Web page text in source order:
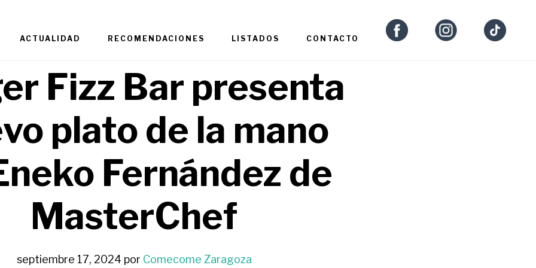
ACTUALIDAD RECOMENDACIONES LISTADOS CONTACTO
Fizz Bar presenta
plato de la mano
Fernández de
MasterChef
septiembre 17, 2024 por Comecome Zaragoza